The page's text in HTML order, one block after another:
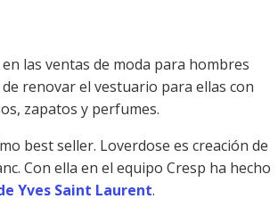
las ventas de moda para hombres
renovar el vestuario para ellas con
zapatos y perfumes.
best seller. Loverdose es creación de
Con ella en el equipo Cresp ha hecho
Yves Saint Laurent.